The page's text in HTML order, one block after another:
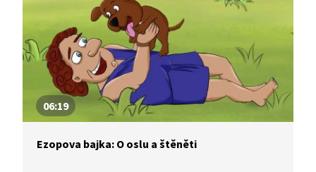
06:19
Ezopova bajka: O oslu a štěněti